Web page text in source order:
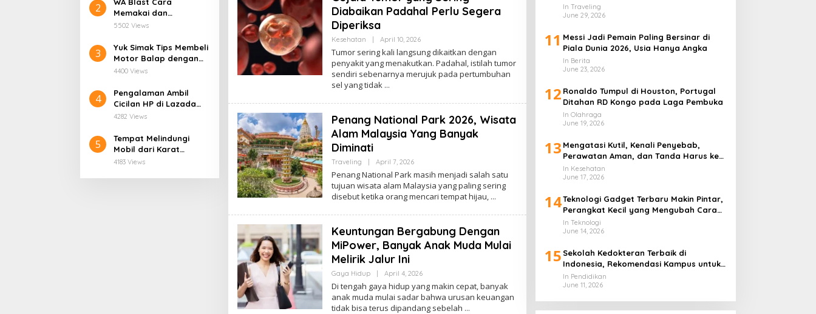
2
Memakai dan
Keuntungannya dalam
5502 Views
3
Yuk Simak Tips Membeli
Motor Balap dengan
Kredit Tanpa Agunan
4400 Views
4
Pengalaman Ambil
Cicilan HP di Lazada
Pakai Kredivo, Mudah
Semua Kalangan
4282 Views
5
Tempat Melindungi
Mobil dari Karat
Terbaik
4183 Views
Diabaikan Padahal Perlu Segera
Diperiksa
Kesehatan April 10, 2026By
Tumor sering kali langsung dikaitkan dengan
penyakit yang menakutkan. Padahal, istilah tumor
sendiri sebenarnya merujuk pada pertumbuhan
sel yang tidak
Penang National Park 2026, Wisata
Alam Malaysia Yang Banyak
Diminati
Traveling April 7, 2026By
Penang National Park masih menjadi salah satu
tujuan wisata alam Malaysia yang paling sering
disebut ketika orang mencari tempat hijau,
Keuntungan Bergabung Dengan
MiPower, Banyak Anak Muda Mulai
Melirik Jalur Ini
Gaya Hidup April 4, 2026By
Di tengah gaya hidup yang makin cepat, banyak
anak muda mulai sadar bahwa urusan keuangan
tidak bisa terus dipandang sebelah
In Traveling
June 29, 2026
11 Messi Jadi Pemain Paling Bersinar di
Piala Dunia 2026, Usia Hanya Angka
In Berita
June 23, 2026
12 Ronaldo Tumpul di Houston, Portugal
Ditahan RD Kongo pada Laga Pembuka
In Olahraga
June 19, 2026
13 Mengatasi Kutil, Kenali Penyebab,
Perawatan Aman, dan Tanda Harus ke
Dokter
In Kesehatan
June 17, 2026
14Teknologi Gadget Terbaru Makin Pintar,
Perangkat Kecil yang Mengubah Cara
Hidup Harian
In Teknologi
June 14, 2026
15 Sekolah Kedokteran Terbaik di
Indonesia, Rekomendasi Kampus untuk
Calon Dokter
In Pendidikan
June 11, 2026